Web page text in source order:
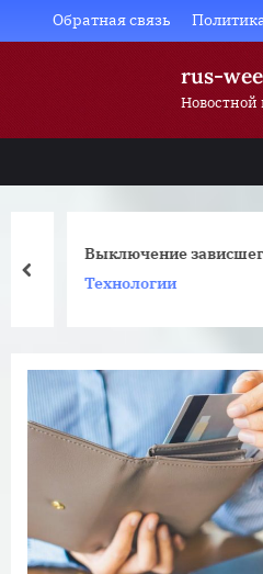
to
Обратная связь
rus-
Новостной
Выключение зависшего
Технологии
prev